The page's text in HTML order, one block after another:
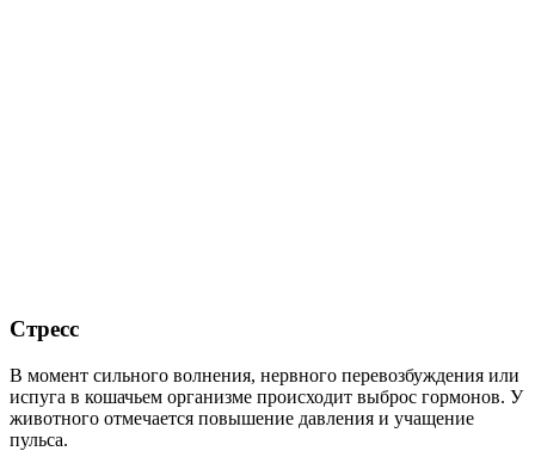
Стресс
В момент сильного волнения, нервного перевозбуждения или
испуга в кошачьем организме происходит выброс гормонов. У
животного отмечается повышение давления и учащение
пульса.